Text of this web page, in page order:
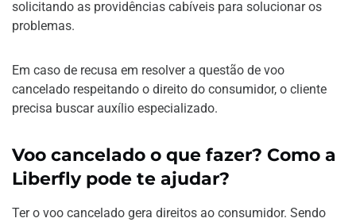
solicitando as providências cabíveis para solucionar os
problemas.
Em caso de recusa em resolver a questão de voo
cancelado respeitando o direito do consumidor, o cliente
precisa buscar auxílio especializado.
Voo cancelado o que fazer? Como a
Liberfly pode te ajudar?
Ter o voo cancelado gera direitos ao consumidor. Sendo